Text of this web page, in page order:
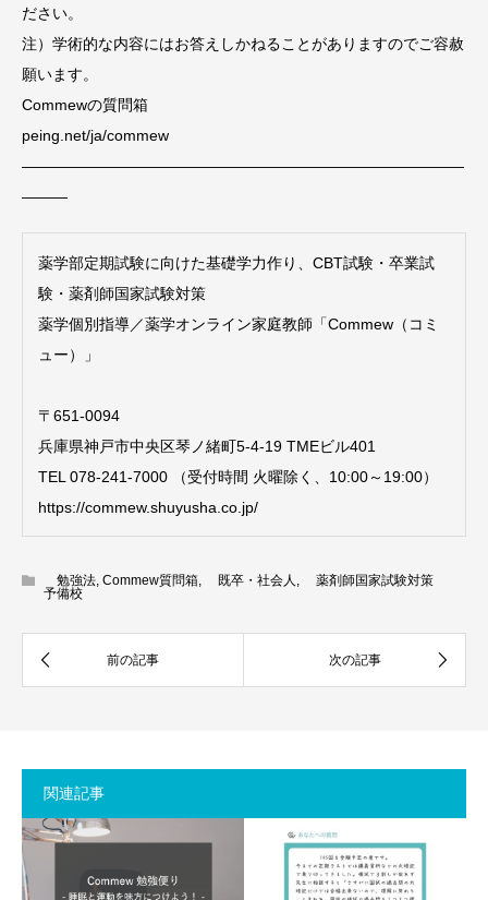
ださい。
注）学術的な内容にはお答えしかねることがありますのでご容赦
願います。
Commewの質問箱
peing.net/ja/commew
—————————————————————————————
———
薬学部定期試験に向けた基礎学力作り、CBT試験・卒業試
験・薬剤師国家試験対策
薬学個別指導／薬学オンライン家庭教師「Commew（コミ
ュー）」
〒651-0094
兵庫県神戸市中央区琴ノ緒町5-4-19 TMEビル401
TEL 078-241-7000 （受付時間 火曜除く、10:00～19:00）
https://commew.shuyusha.co.jp/
勉強法, Commew質問箱, 既卒・社会人 ,
薬剤師国家試験対策
予備校
関連記事